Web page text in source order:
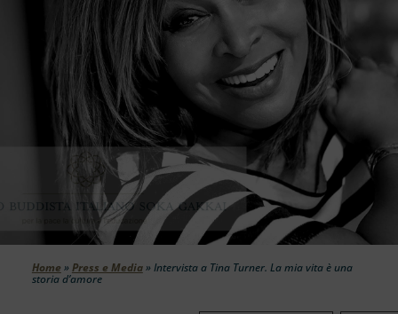
Home » Press e Media» Intervista a Tina Turner. La mia vita è una
storia d’amore